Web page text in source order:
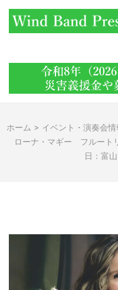
ホーム > イベント・演奏会情
ローナ・マギー フルート
日：富